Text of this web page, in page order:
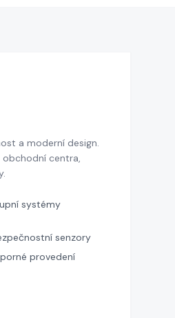
a moderní design.
obchodní centra,
systémy
senzory
provedení